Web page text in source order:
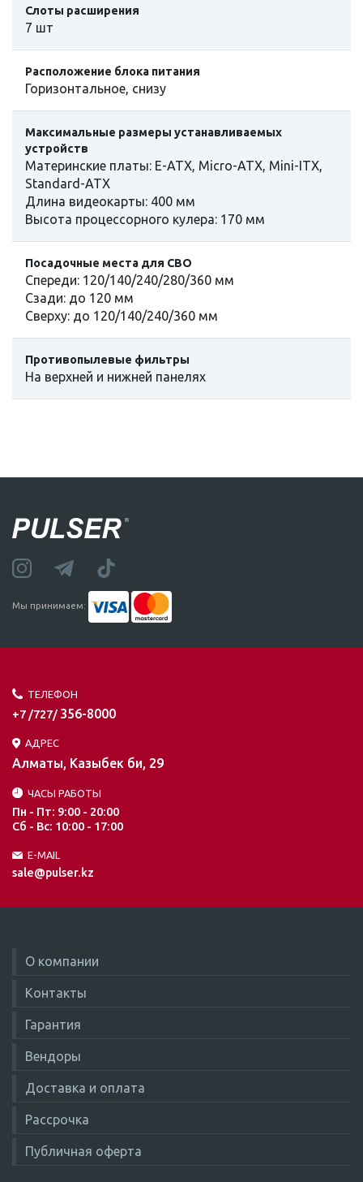
Слоты расширения
7 шт
Расположение блока питания
Горизонтальное, снизу
Максимальные размеры устанавливаемых
устройств
Материнские платы: E-ATX, Micro-ATX, Mini-ITX,
Standard-ATX
Длина видеокарты: 400 мм
Высота процессорного кулера: 170 мм
Посадочные места для СВО
Спереди: 120/140/240/280/360 мм
Сзади: до 120 мм
Сверху: до 120/140/240/360 мм
Противопылевые фильтры
На верхней и нижней панелях
Мы принимаем:
ТЕЛЕФОН
+7 /727/ 356-8000
АДРЕС
Алматы, Казыбек би, 29
ЧАСЫ РАБОТЫ
Пн - Пт: 9:00 - 20:00
Сб - Вс: 10:00 - 17:00
E-MAIL
sale@pulser.kz
О компании
Контакты
Гарантия
Вендоры
Доставка и оплата
Рассрочка
Публичная оферта